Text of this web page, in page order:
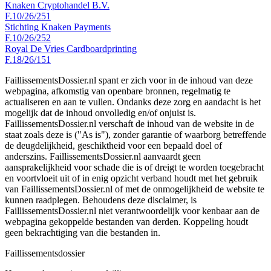
Knaken Cryptohandel B.V.
F.10/26/251
Stichting Knaken Payments
F.10/26/252
Royal De Vries Cardboardprinting
F.18/26/151
FaillissementsDossier.nl spant er zich voor in de inhoud van deze
webpagina, afkomstig van openbare bronnen, regelmatig te
actualiseren en aan te vullen. Ondanks deze zorg en aandacht is het
mogelijk dat de inhoud onvolledig en/of onjuist is.
FaillissementsDossier.nl verschaft de inhoud van de website in de
staat zoals deze is ("As is"), zonder garantie of waarborg betreffende
de deugdelijkheid, geschiktheid voor een bepaald doel of
anderszins. FaillissementsDossier.nl aanvaardt geen
aansprakelijkheid voor schade die is of dreigt te worden toegebracht
en voortvloeit uit of in enig opzicht verband houdt met het gebruik
van FaillissementsDossier.nl of met de onmogelijkheid de website te
kunnen raadplegen. Behoudens deze disclaimer, is
FaillissementsDossier.nl niet verantwoordelijk voor kenbaar aan de
webpagina gekoppelde bestanden van derden. Koppeling houdt
geen bekrachtiging van die bestanden in.
Faillissementsdossier